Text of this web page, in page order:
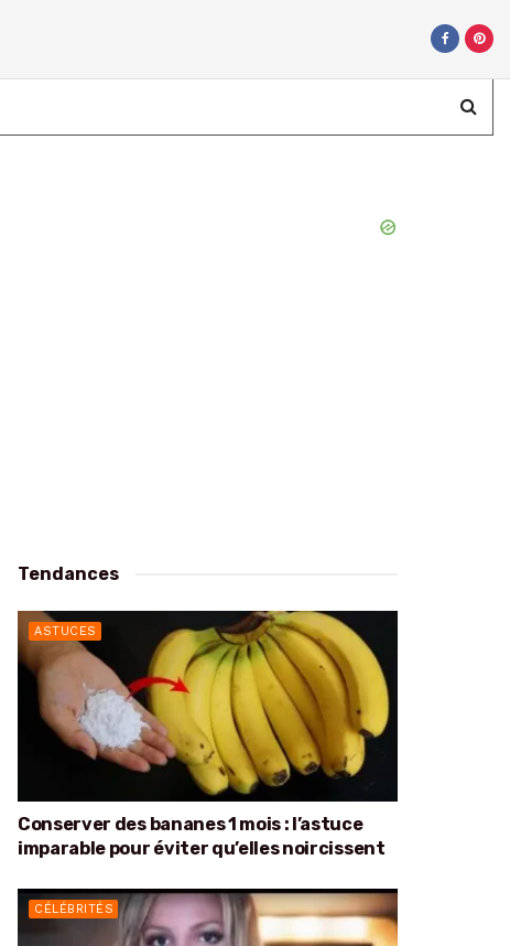
Tendances
ASTUCES
Conserver des bananes 1 mois : l’astuce
imparable pour éviter qu’elles noircissent
CÉLÉBRITÉS